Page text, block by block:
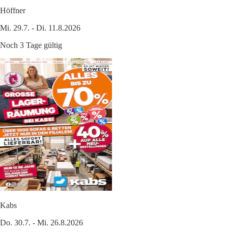
Höffner
Mi. 29.7. - Di. 11.8.2026
Noch 3 Tage gültig
Kabs
Do. 30.7. - Mi. 26.8.2026